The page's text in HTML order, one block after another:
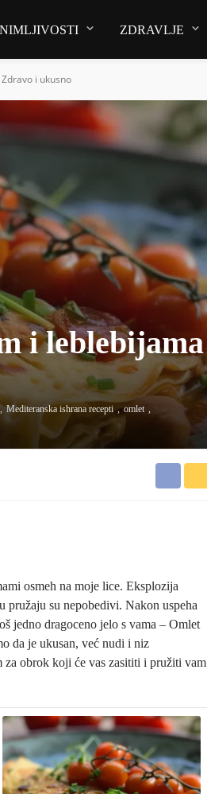
ZDRAVLJE
i ukusno
i leblebijama
Mediteranska ishrana recepti
omlet
osmeh na moje lice. Eksplozija
pružaju su nepobedivi. Nakon uspeha
jedno dragoceno jelo s vama – Omlet
da je ukusan, već nudi i niz
za obrok koji će vas zasititi i pružiti vam